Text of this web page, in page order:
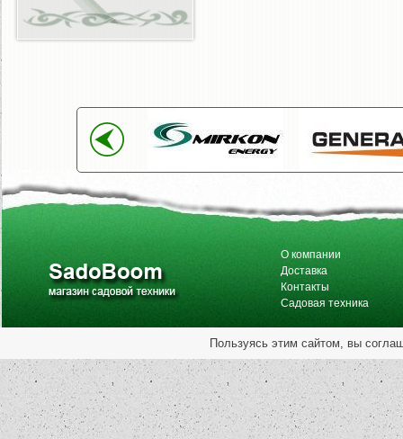
О компании
Доставка
Контакты
Садовая техника
Пользуясь этим сайтом, вы